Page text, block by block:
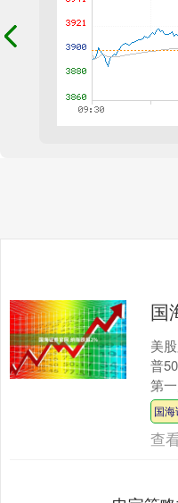
国
美
普
第
为
有
国
查